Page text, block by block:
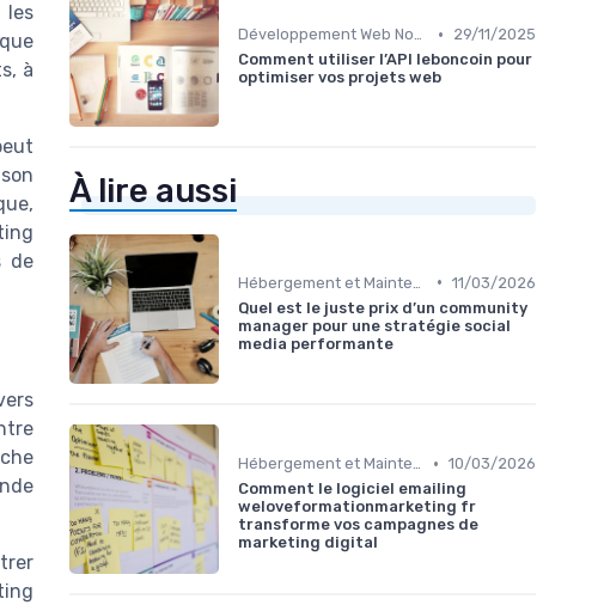
les
à
de
Développement Web No-Code/Low-Code •
29/11/2025
Comment utiliser l’API leboncoin pour
optimiser vos projets web
À lire aussi
• 11/03/2026
Quel est le juste prix d’un community
manager pour une stratégie social
media performante
Hébergement et Maintenance Web • 10/03/2026
Comment le logiciel emailing
weloveformationmarketing fr
transforme vos campagnes de
marketing digital